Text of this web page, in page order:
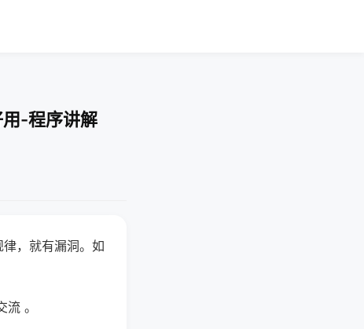
-程序讲解
，就有漏洞。如
。